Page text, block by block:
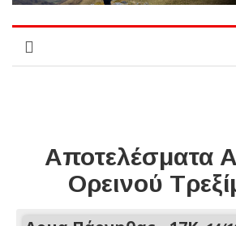
Αποτελέσματα
Ορεινού